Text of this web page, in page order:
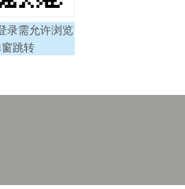
录需允许浏览
跳转